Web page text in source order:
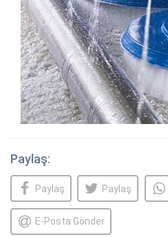
Paylaş:
Paylaş Paylaş
E-Posta Gönder